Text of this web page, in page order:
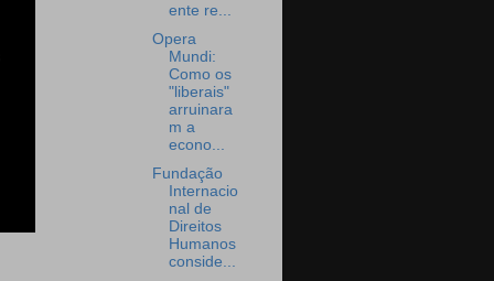
ente re...
Opera
Mundi:
Como os
"liberais"
arruinara
m a
econo...
Fundação
Internacio
nal de
Direitos
Humanos
conside...